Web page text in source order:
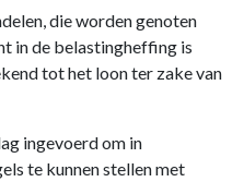
die worden genoten
in de belastingheffing is
tot het loon ter zake van
ingevoerd om in
te kunnen stellen met